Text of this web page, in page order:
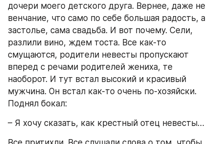
дочери моего детского друга. Вернее, даже не
венчание, что само по себе большая радость, а
застолье, сама свадьба. И вот почему. Сели,
разлили вино, ждем тоста. Все как-то
смущаются, родители невесты пропускают
вперед с речами родителей жениха, те
наоборот. И тут встал высокий и красивый
мужчина. Он встал как-то очень по-хозяйски.
Поднял бокал:
– Я хочу сказать, как крестный отец невесты…